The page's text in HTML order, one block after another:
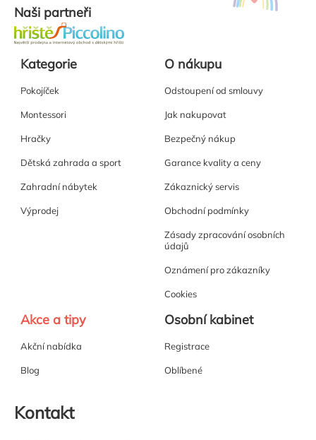
Naši partneři
Kategorie
Pokojíček
Montessori
Hračky
Dětská zahrada a sport
Zahradní nábytek
Výprodej
O nákupu
Odstoupení od smlouvy
Jak nakupovat
Bezpečný nákup
Garance kvality a ceny
Zákaznický servis
Obchodní podmínky
Zásady zpracování osobních
údajů
Oznámení pro zákazníky
Cookies
Akce a tipy
Akční nabídka
Blog
Osobní kabinet
Registrace
Oblíbené
Kontakt